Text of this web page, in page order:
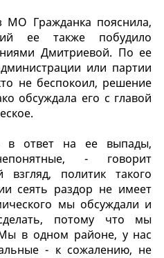
МО Гражданка пояснила,
ее также побудило
Дмитриевой. По ее
или партии
не беспокоил, решение
обсуждала его с главой
в ответ на ее выпады,
- говорит
политик такого
сеять раздор не имеет
мы обсуждали и
потому что мы
в одном районе, у нас
- к сожалению, не